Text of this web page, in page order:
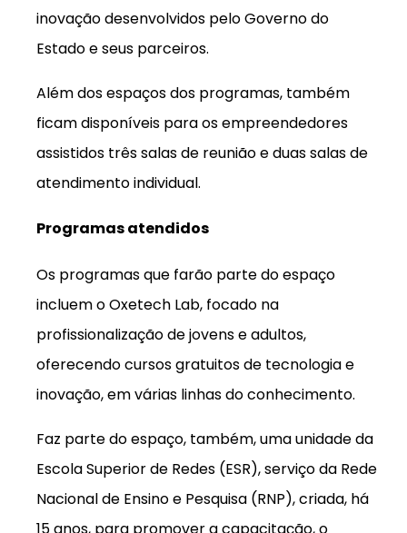
inovação desenvolvidos pelo Governo do
Estado e seus parceiros.
Além dos espaços dos programas, também
ficam disponíveis para os empreendedores
assistidos três salas de reunião e duas salas de
atendimento individual.
Programas atendidos
Os programas que farão parte do espaço
incluem o Oxetech Lab, focado na
profissionalização de jovens e adultos,
oferecendo cursos gratuitos de tecnologia e
inovação, em várias linhas do conhecimento.
Faz parte do espaço, também, uma unidade da
Escola Superior de Redes (ESR), serviço da Rede
Nacional de Ensino e Pesquisa (RNP), criada, há
15 anos, para promover a capacitação, o